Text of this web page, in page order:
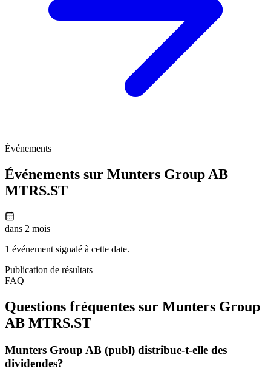
Événements
Événements sur Munters Group AB
MTRS.ST
dans 2 mois
1 événement signalé à cette date.
Publication de résultats
FAQ
Questions fréquentes sur Munters Group
AB MTRS.ST
Munters Group AB (publ) distribue-t-elle des
dividendes?